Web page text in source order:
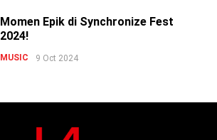
Momen Epik di Synchronize Fest
2024!
MUSIC 9 Oct 2024